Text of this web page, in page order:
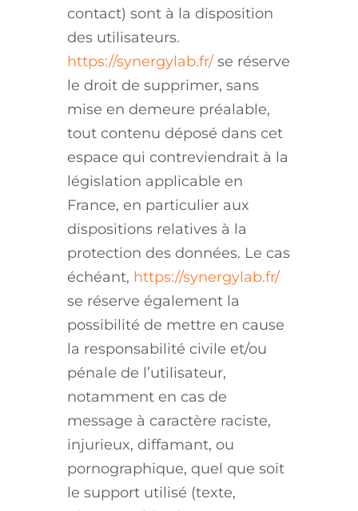
contact) sont à la disposition
des utilisateurs.
https://synergylab.fr/ se réserve
le droit de supprimer, sans
mise en demeure préalable,
tout contenu déposé dans cet
espace qui contreviendrait à la
législation applicable en
France, en particulier aux
dispositions relatives à la
protection des données. Le cas
échéant, https://synergylab.fr/
se réserve également la
possibilité de mettre en cause
la responsabilité civile et/ou
pénale de l’utilisateur,
notamment en cas de
message à caractère raciste,
injurieux, diffamant, ou
pornographique, quel que soit
le support utilisé (texte,